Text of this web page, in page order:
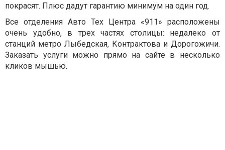
покрасят. Плюс дадут гарантию минимум на один год.
Все отделения Авто Тех Центра «911» расположены
очень удобно, в трех частях столицы: недалеко от
станций метро Лыбедская, Контрактова и Дорогожичи.
Заказать услуги можно прямо на сайте в несколько
кликов мышью.